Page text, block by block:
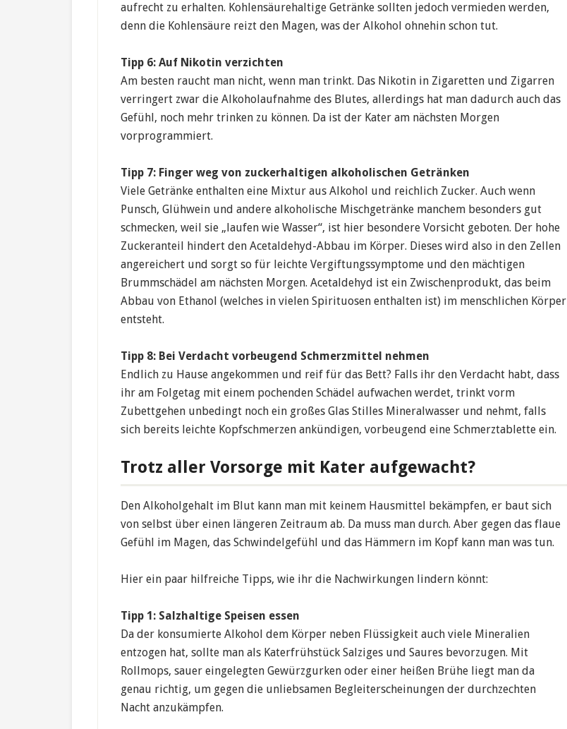
aufrecht zu erhalten. Kohlensäurehaltige Getränke sollten jedoch vermieden werden,
denn die Kohlensäure reizt den Magen, was der Alkohol ohnehin schon tut.
Tipp 6: Auf Nikotin verzichten
Am besten raucht man nicht, wenn man trinkt. Das Nikotin in Zigaretten und Zigarren
verringert zwar die Alkoholaufnahme des Blutes, allerdings hat man dadurch auch das
Gefühl, noch mehr trinken zu können. Da ist der Kater am nächsten Morgen
vorprogrammiert.
Tipp 7: Finger weg von zuckerhaltigen alkoholischen Getränken
Viele Getränke enthalten eine Mixtur aus Alkohol und reichlich Zucker. Auch wenn
Punsch, Glühwein und andere alkoholische Mischgetränke manchem besonders gut
schmecken, weil sie „laufen wie Wasser“, ist hier besondere Vorsicht geboten. Der hohe
Zuckeranteil hindert den Acetaldehyd-Abbau im Körper. Dieses wird also in den Zellen
angereichert und sorgt so für leichte Vergiftungssymptome und den mächtigen
Brummschädel am nächsten Morgen. Acetaldehyd ist ein Zwischenprodukt, das beim
Abbau von Ethanol (welches in vielen Spirituosen enthalten ist) im menschlichen Körper
entsteht.
Tipp 8: Bei Verdacht vorbeugend Schmerzmittel nehmen
Endlich zu Hause angekommen und reif für das Bett? Falls ihr den Verdacht habt, dass
ihr am Folgetag mit einem pochenden Schädel aufwachen werdet, trinkt vorm
Zubettgehen unbedingt noch ein großes Glas Stilles Mineralwasser und nehmt, falls
sich bereits leichte Kopfschmerzen ankündigen, vorbeugend eine Schmerztablette ein.
Trotz aller Vorsorge mit Kater aufgewacht?
Den Alkoholgehalt im Blut kann man mit keinem Hausmittel bekämpfen, er baut sich
von selbst über einen längeren Zeitraum ab. Da muss man durch. Aber gegen das flaue
Gefühl im Magen, das Schwindelgefühl und das Hämmern im Kopf kann man was tun.
Hier ein paar hilfreiche Tipps, wie ihr die Nachwirkungen lindern könnt:
Tipp 1: Salzhaltige Speisen essen
Da der konsumierte Alkohol dem Körper neben Flüssigkeit auch viele Mineralien
entzogen hat, sollte man als Katerfrühstück Salziges und Saures bevorzugen. Mit
Rollmops, sauer eingelegten Gewürzgurken oder einer heißen Brühe liegt man da
genau richtig, um gegen die unliebsamen Begleiterscheinungen der durchzechten
Nacht anzukämpfen.